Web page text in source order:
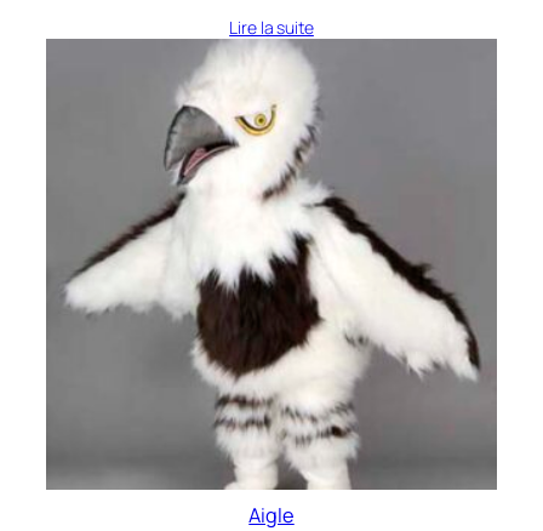
Lire la suite
Aigle